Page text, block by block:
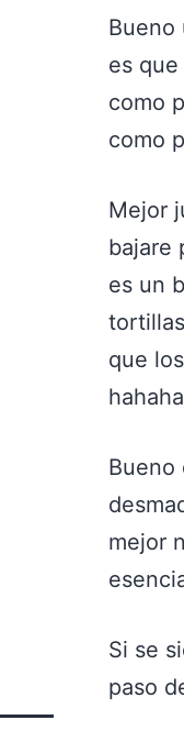
Bueno
es
como
como
Mejor
bajare
es un
que
Bueno
mejor
Si se
paso